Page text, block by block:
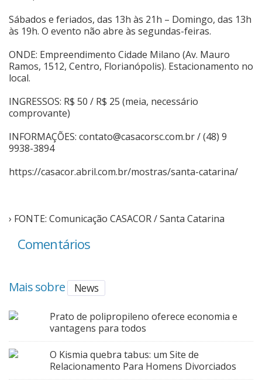
Sábados e feriados, das 13h às 21h – Domingo, das 13h
às 19h. O evento não abre às segundas-feiras.
ONDE: Empreendimento Cidade Milano (Av. Mauro
Ramos, 1512, Centro, Florianópolis). Estacionamento no
local.
INGRESSOS: R$ 50 / R$ 25 (meia, necessário
comprovante)
INFORMAÇÕES: contato@casacorsc.com.br/ (48) 9
9938-3894
https://casacor.abril.com.br/mostras/santa-catarina/
› FONTE: Comunicação CASACOR / Santa Catarina
Comentários
Mais sobre News
Prato de polipropileno oferece economia e
vantagens para todos
O Kismia quebra tabus: um Site de
Relacionamento Para Homens Divorciados